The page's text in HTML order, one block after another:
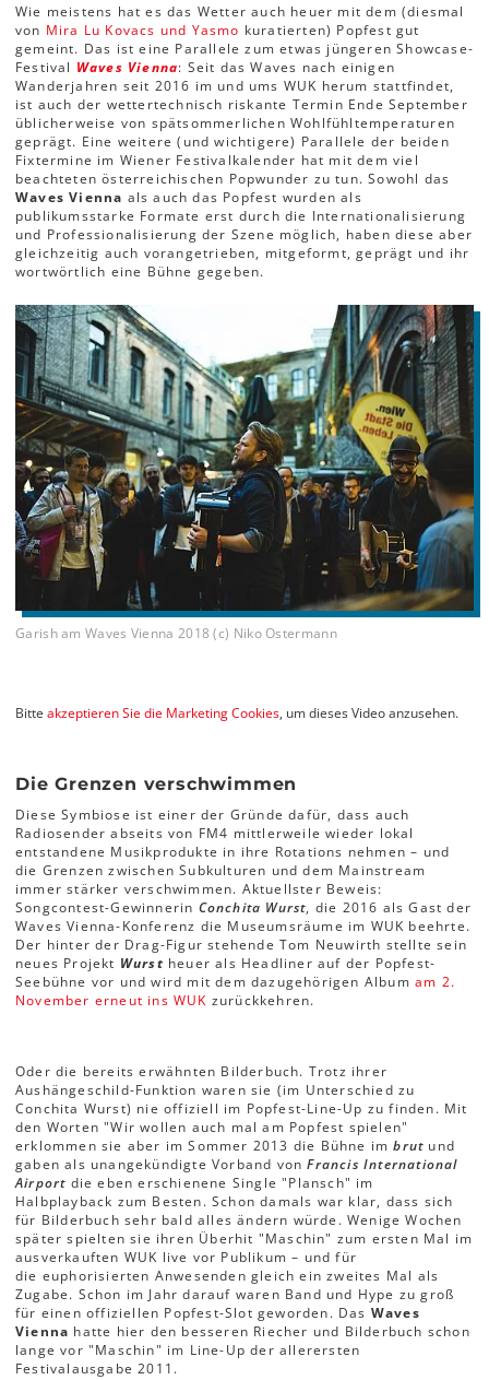
Wie meistens hat es das Wetter auch heuer mit dem (diesmal
von Mira Lu Kovacs und Yasmo kuratierten) Popfest gut
gemeint. Das ist eine Parallele zum etwas jüngeren Showcase-
Festival Waves Vienna: Seit das Waves nach einigen
Wanderjahren seit 2016 im und ums WUK herum stattfindet,
ist auch der wettertechnisch riskante Termin Ende September
üblicherweise von spätsommerlichen Wohlfühltemperaturen
geprägt. Eine weitere (und wichtigere) Parallele der beiden
Fixtermine im Wiener Festivalkalender hat mit dem viel
beachteten österreichischen Popwunder zu tun. Sowohl das
Waves Vienna als auch das Popfest wurden als
publikumsstarke Formate erst durch die Internationalisierung
und Professionalisierung der Szene möglich, haben diese aber
gleichzeitig auch vorangetrieben, mitgeformt, geprägt und ihr
wortwörtlich eine Bühne gegeben.
Garish am Waves Vienna 2018 (c) Niko Ostermann
Bitte akzeptieren Sie die Marketing Cookies, um dieses Video anzusehen.
Die Grenzen verschwimmen
Diese Symbiose ist einer der Gründe dafür, dass auch
Radiosender abseits von FM4 mittlerweile wieder lokal
entstandene Musikprodukte in ihre Rotations nehmen – und
die Grenzen zwischen Subkulturen und dem Mainstream
immer stärker verschwimmen. Aktuellster Beweis:
Songcontest-Gewinnerin Conchita Wurst, die 2016 als Gast der
Waves Vienna-Konferenz die Museumsräume im WUK beehrte.
Der hinter der Drag-Figur stehende Tom Neuwirth stellte sein
neues Projekt Wurst heuer als Headliner auf der Popfest-
Seebühne vor und wird mit dem dazugehörigen Albumam 2.
November erneut ins WUK zurückkehren.
Oder die bereits erwähnten Bilderbuch. Trotz ihrer
Aushängeschild-Funktion waren sie (im Unterschied zu
Conchita Wurst) nie offiziell im Popfest-Line-Up zu finden. Mit
den Worten "Wir wollen auch mal am Popfest spielen"
erklommen sie aber im Sommer 2013 die Bühne imbrut und
gaben als unangekündigte Vorband vonFrancis International
Airport die eben erschienene Single "Plansch" im
Halbplayback zum Besten. Schon damals war klar, dass sich
für Bilderbuch sehr bald alles ändern würde. Wenige Wochen
später spielten sie ihren Überhit "Maschin" zum ersten Mal im
ausverkauften WUK live vor Publikum – und für
die euphorisierten Anwesenden gleich ein zweites Mal als
Zugabe. Schon im Jahr darauf waren Band und Hype zu groß
für einen offiziellen Popfest-Slot geworden. Das Waves
Vienna hatte hier den besseren Riecher und Bilderbuch schon
lange vor "Maschin" im Line-Up der allerersten
Festivalausgabe 2011.